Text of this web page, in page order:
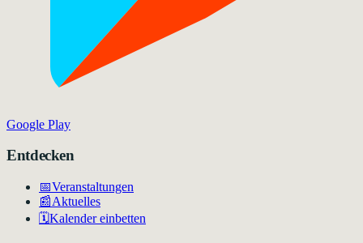
Google Play
Entdecken
📅Veranstaltungen
📰Aktuelles
🗓️Kalender einbetten